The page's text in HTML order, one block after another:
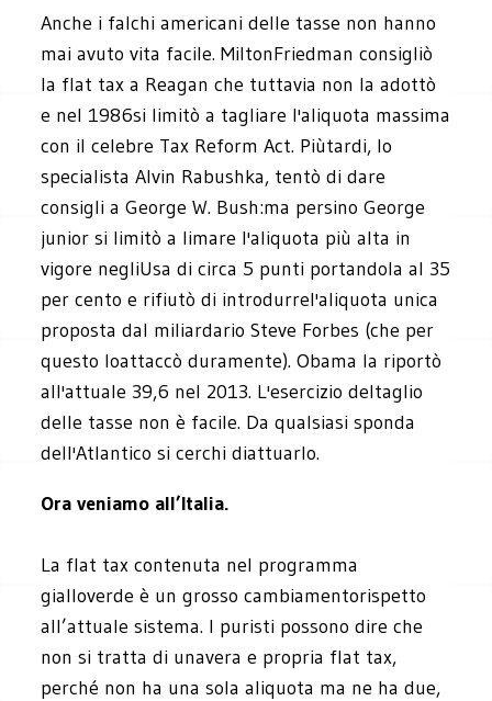
Anche i falchi americani delle tasse non hanno
mai avuto vita facile. MiltonFriedman consigliò
la flat tax a Reagan che tuttavia non la adottò
e nel 1986si limitò a tagliare l'aliquota massima
con il celebre Tax Reform Act. Piùtardi, lo
specialista Alvin Rabushka, tentò di dare
consigli a George W. Bush:ma persino George
junior si limitò a limare l'aliquota più alta in
vigore negliUsa di circa 5 punti portandola al 35
per cento e rifiutò di introdurrel'aliquota unica
proposta dal miliardario Steve Forbes (che per
questo loattaccò duramente). Obama la riportò
all'attuale 39,6 nel 2013. L'esercizio deltaglio
delle tasse non è facile. Da qualsiasi sponda
dell'Atlantico si cerchi diattuarlo.
Ora veniamo all’Italia.
La flat tax contenuta nel programma
gialloverde è un grosso cambiamentorispetto
all’attuale sistema. I puristi possono dire che
non si tratta di unavera e propria flat tax,
perché non ha una sola aliquota ma ne ha due,